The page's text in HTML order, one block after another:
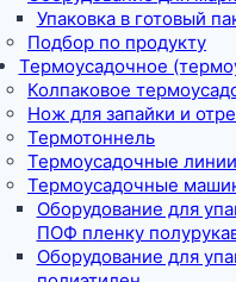
Упаковка в готовый
Подбор по продукту
Термоусадочное
Колпаковое
Нож для запайки и
Термотоннель
Термоусадочные линии
Термоусадочные
Оборудование для
ПОФ пленку
Оборудование для